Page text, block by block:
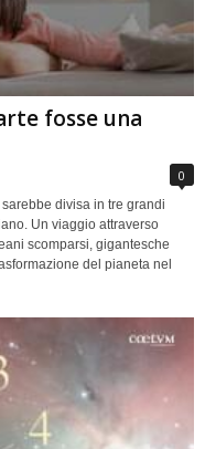
fosse una
0
divisa in tre grandi
Un viaggio attraverso
scomparsi, gigantesche
del pianeta nel